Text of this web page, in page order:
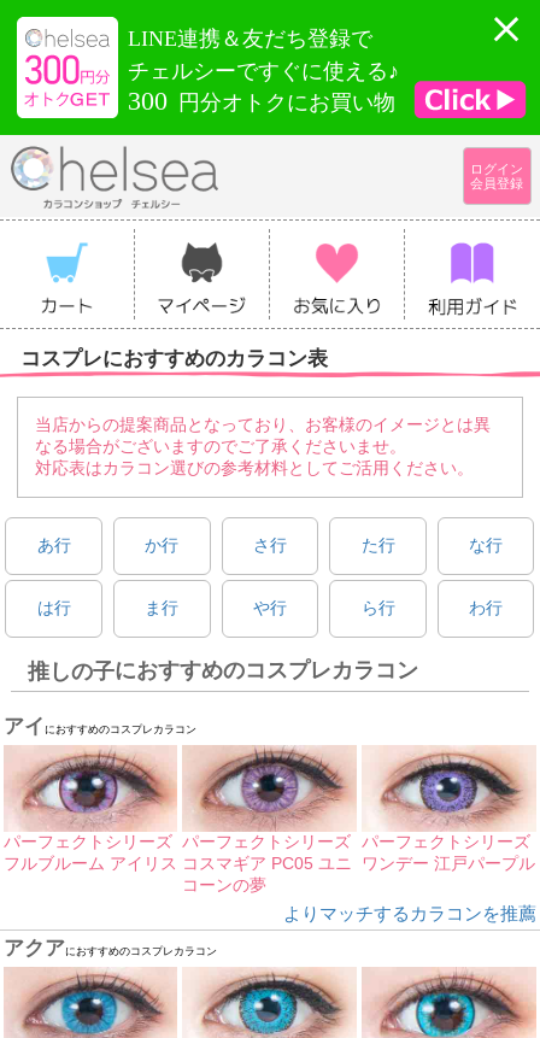
LINE連携＆友だち登録で
チェルシーですぐに使える♪
300 円分オトクにお買い物
ログイン
会員登録
コスプレにおすすめのカラコン表
当店からの提案商品となっており、お客様のイメージとは異
なる場合がございますのでご了承くださいませ。
対応表はカラコン選びの参考材料としてご活用ください。
あ行 か行 さ行 た行 な行
は行 ま行 や行 ら行 わ行
推しの子におすすめのコスプレカラコン
アイ におすすめのコスプレカラコン
パーフェクトシリーズ
フルブルーム アイリス
パーフェクトシリーズ
コスマギア PC05 ユニ
コーンの夢
パーフェクトシリーズ
ワンデー 江戸パープル
よりマッチするカラコンを推薦
アクアにおすすめのコスプレカラコン